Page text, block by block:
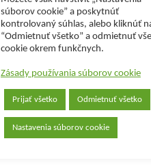
súborov cookie” a poskytnúť
kontrolovaný súhlas, alebo kliknúť
“Odmietnuť všetko” a odmietnuť
cookie okrem funkčnych.
Zásady používania súborov cookie
Prijať všetko Odmietnuť všetko
Nastavenia súborov cookie